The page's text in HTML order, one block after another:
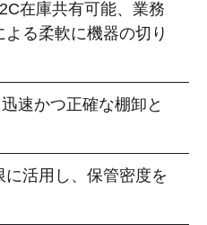
在庫共有可能、業務
る柔軟に機器の切り
速かつ正確な棚卸と
活用し、保管密度を